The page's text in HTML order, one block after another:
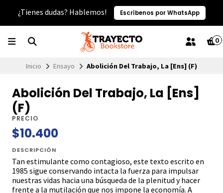
¿Tienes dudas? Hablemos! Escríbenos por WhatsApp
0
Inicio Ensayo Abolición Del Trabajo, La [Ens] (F)
Abolición Del Trabajo, La [Ens]
(F)
PRECIO
$10.400
DESCRIPCIÓN
Tan estimulante como contagioso, este texto escrito en
1985 sigue conservando intacta la fuerza para impulsar
nuestras vidas hacia una búsqueda de la plenitud y hacer
frente a la mutilación que nos impone la economía. A